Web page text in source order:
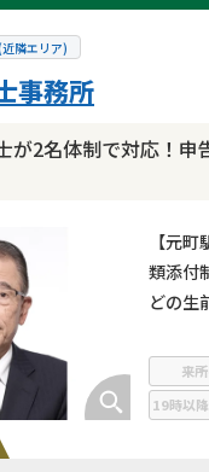
隣エリア)
が2名体制で対応！
事務所
【元
類添付
どの生
き下
応しま
くださ
来
19時以